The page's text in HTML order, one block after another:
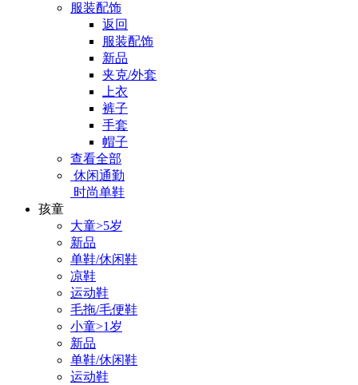
服装配饰
返回
服装配饰
新品
夹克/外套
上衣
裤子
手套
帽子
查看全部
休闲通勤
时尚单鞋
孩童
大童>5岁
新品
单鞋/休闲鞋
凉鞋
运动鞋
毛拖/毛便鞋
小童>1岁
新品
单鞋/休闲鞋
运动鞋